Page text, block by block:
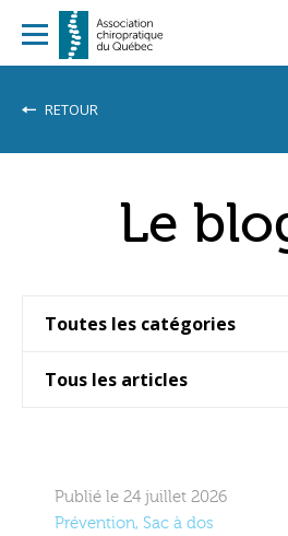
RETOUR
Le
Publié le 24 juillet 2026
Prévention, Sac à dos